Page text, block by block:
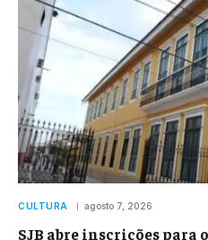
CULTURA agosto 7, 2026
SJB abre inscrições